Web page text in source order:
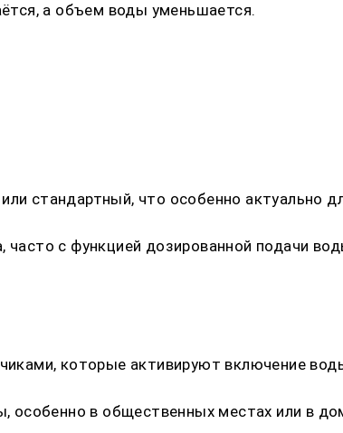
а объем воды уменьшается.
стандартный, что особенно актуально
с функцией дозированной подачи
которые активируют включение
особенно в общественных местах или в